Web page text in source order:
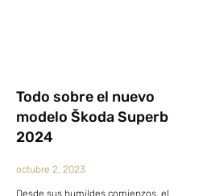
Todo sobre el nuevo
modelo Škoda Superb
2024
octubre 2, 2023